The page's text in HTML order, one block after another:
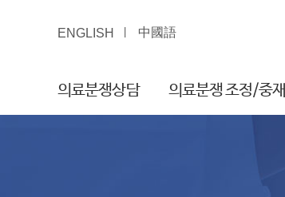
ENGLISH 中國語
의료분쟁상담 의료분쟁 조정/중재